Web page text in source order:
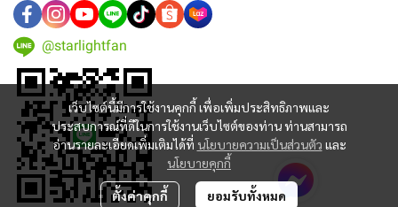
เว็บไซต์นี้มีการใช้งานคุกกี้ เพื่อเพิ่มประสิทธิภาพและ
ประสบการณ์ที่ดีในการใช้งานเว็บไซต์ของท่าน ท่านสามารถ
อ่านรายละเอียดเพิ่มเติมได้ที่ นโยบายความเป็นส่วนตัว และ
นโยบายคุกกี้
ตั้งค่าคุกกี้ ยอมรับทั้งหมด
@starlightfan